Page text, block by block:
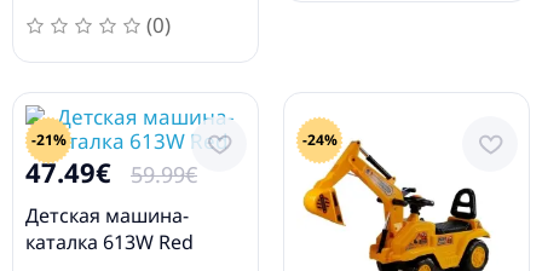
(0)
-21%
47.49€ 59.99€
Детская машина-
каталка 613W Red
-24%